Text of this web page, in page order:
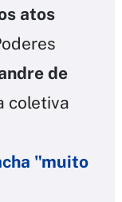
atos
de
coletiva
"muito